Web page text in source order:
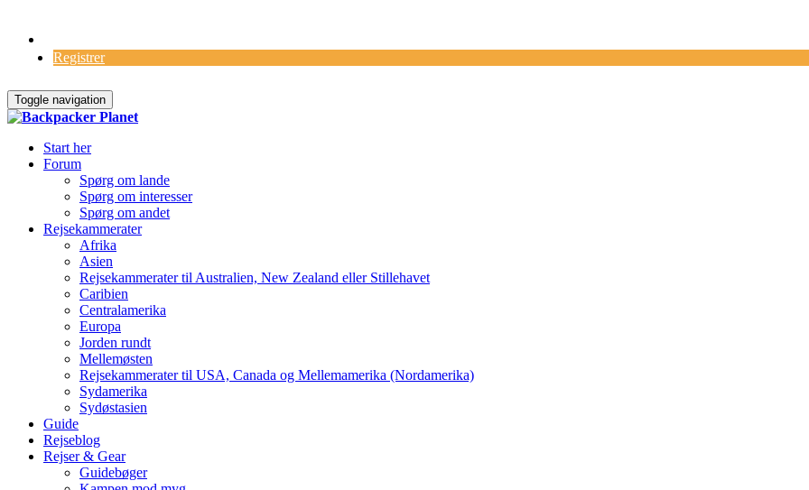
Registrer
Toggle navigation
Start her
Forum
Spørg om lande
Spørg om interesser
Spørg om andet
Rejsekammerater
Afrika
Asien
Rejsekammerater til Australien, New Zealand eller Stillehavet
Caribien
Centralamerika
Europa
Jorden rundt
Mellemøsten
Rejsekammerater til USA, Canada og Mellemamerika (Nordamerika)
Sydamerika
Sydøstasien
Guide
Rejseblog
Rejser & Gear
Guidebøger